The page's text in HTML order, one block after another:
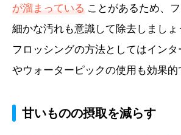
が溜まっている ことがあるため、
細かな汚れも意識して除去しましょ
フロッシングの方法としてはイン
やウォーターピックの使用も効果的
甘いものの摂取を減らす